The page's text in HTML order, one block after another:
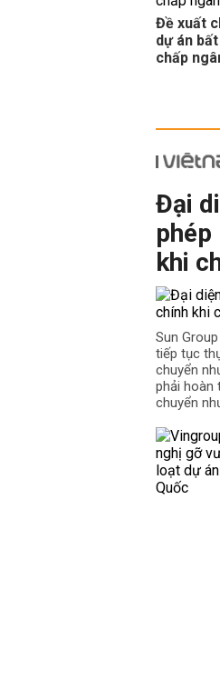
Đề xuất
dự án
chấp
Đại
khi
Sun
tiếp tục
chuyển
phải hoàn
chuyển